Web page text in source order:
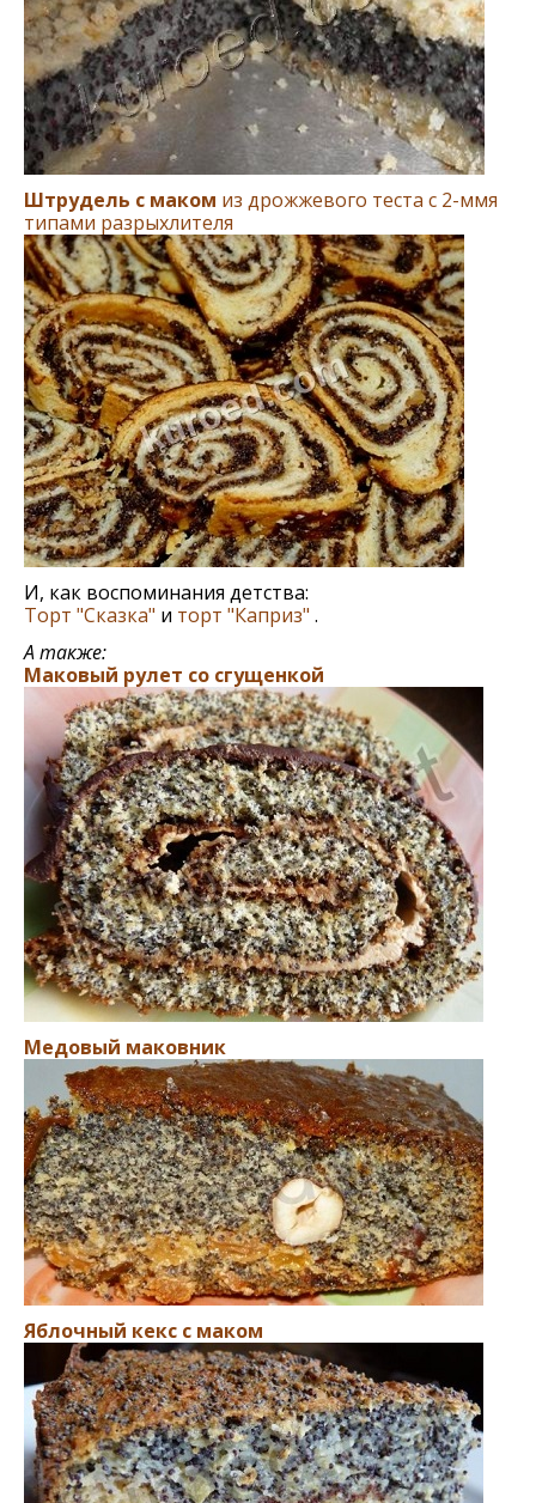
Штрудель с маком из дрожжевого теста с 2-ммя
типами разрыхлителя
И, как воспоминания детства:
Торт "Сказка" и торт "Каприз" .
А также:
Маковый рулет со сгущенкой
Медовый маковник
Яблочный кекс с маком